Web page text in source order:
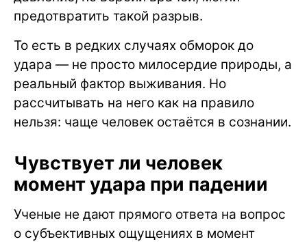
предотвратить такой разрыв.
То есть в редких случаях обморок до
удара — не просто милосердие природы, а
реальный фактор выживания. Но
рассчитывать на него как на правило
нельзя: чаще человек остаётся в сознании.
Чувствует ли человек
момент удара при падении
Ученые не дают прямого ответа на вопрос
о субъективных ощущениях в момент